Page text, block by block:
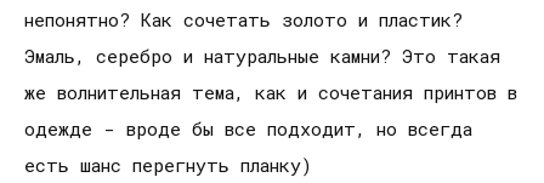
непонятно? Как сочетать золото и пластик?
Эмаль, серебро и натуральные камни? Это такая
же волнительная тема, как и сочетания принтов в
одежде - вроде бы все подходит, но всегда
есть шанс перегнуть планку)